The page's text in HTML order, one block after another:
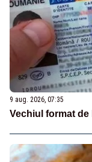
9 aug. 2026, 07:35
Vechiul format